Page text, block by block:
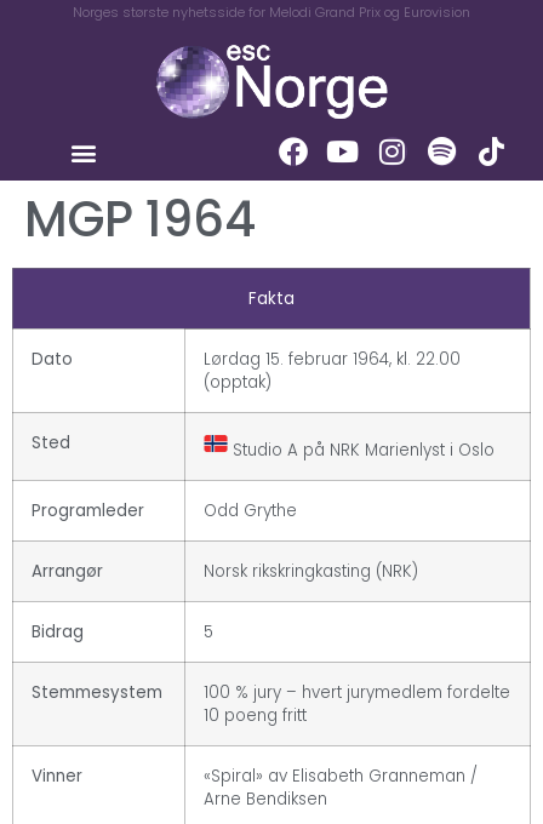
Norges største nyhetsside for Melodi Grand Prix og Eurovision
MGP 1964
Fakta
Dato
Lørdag 15. februar 1964, kl. 22.00
(opptak)
Sted Studio A på NRK Marienlyst i Oslo
Programleder Odd Grythe
Arrangør Norsk rikskringkasting (NRK)
Bidrag 5
Stemmesystem
100 % jury – hvert jurymedlem fordelte
10 poeng fritt
Vinner
«Spiral» av Elisabeth Granneman /
Arne Bendiksen